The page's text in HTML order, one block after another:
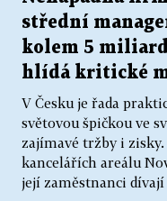
střední
kolem 5
hlídá kritické
V Česku je řada
světovou špičkou ve
zajímavé tržby i
kancelářích areálu
její zaměstnanci dívají